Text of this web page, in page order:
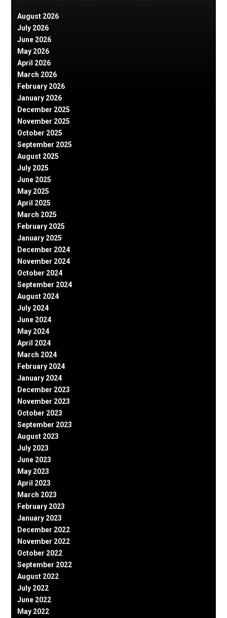
August 2026
July 2026
June 2026
May 2026
April 2026
March 2026
February 2026
January 2026
December 2025
November 2025
October 2025
September 2025
August 2025
July 2025
June 2025
May 2025
April 2025
March 2025
February 2025
January 2025
December 2024
November 2024
October 2024
September 2024
August 2024
July 2024
June 2024
May 2024
April 2024
March 2024
February 2024
January 2024
December 2023
November 2023
October 2023
September 2023
August 2023
July 2023
June 2023
May 2023
April 2023
March 2023
February 2023
January 2023
December 2022
November 2022
October 2022
September 2022
August 2022
July 2022
June 2022
May 2022